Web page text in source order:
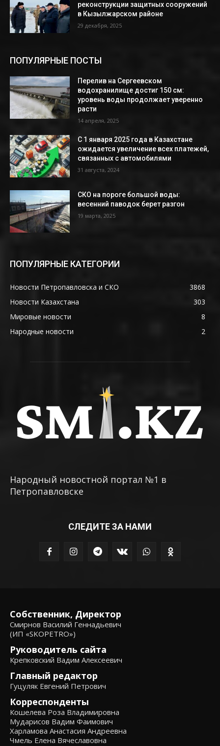
реконструкции защитных сооружений
в Кызылжарском районе
29 декабря, 2025
ПОПУЛЯРНЫЕ ПОСТЫ
Перелив на Сергеевском
водохранилище достиг 150 см:
уровень воды продолжает уверенно
расти
14 апреля, 2025
С 1 января 2025 года в Казахстане
ожидается увеличение всех платежей,
связанных с автомобилями
31 августа, 2024
СКО на пороге большой воды:
весенний паводок берет разгон
19 марта, 2025
ПОПУЛЯРНЫЕ КАТЕГОРИИ
Новости Петропавловска и СКО
3868
Новости Казахстана
303
Мировые новости
8
Народные новости
2
Народный новостной портал №1 в
Петропавловске
СЛЕДИТЕ ЗА НАМИ
Собственник, Директор
Смирнов Василий Геннадьевич
(ИП «SKOPETRO»)
Руководитель сайта
Крепковский Вадим Алексеевич
Главный редактор
Гуцуляк Евгений Петрович
Корреспонденты
Кошелева Роза Владимировна
Мударисов Вадим Фаимович
Харламова Анастасия Андреевна
Чмель Елена Вячеславовна